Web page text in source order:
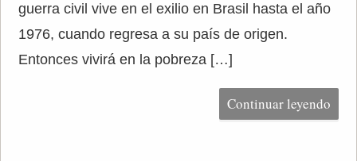
guerra civil vive en el exilio en Brasil hasta el año
1976, cuando regresa a su país de origen.
Entonces vivirá en la pobreza […]
Continuar leyendo